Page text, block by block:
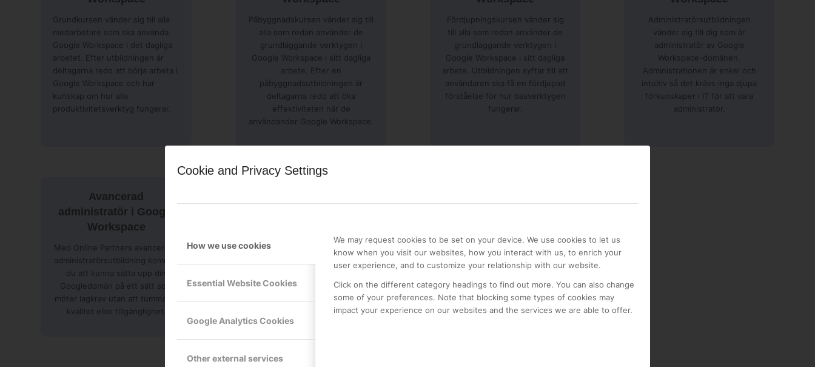
Cookie and Privacy Settings
How we use cookies
Essential Website Cookies
Google Analytics Cookies
Other external services
We may request cookies to be set on your device. We use cookies to let us
know when you visit our websites, how you interact with us, to enrich your
user experience, and to customize your relationship with our website.
Click on the different category headings to find out more. You can also change
some of your preferences. Note that blocking some types of cookies may
impact your experience on our websites and the services we are able to offer.
Grundkursen vänder sig till alla
medarbetare som ska använda
Google Workspace i det dagliga
arbetet. Efter utbildningen är
deltagarna redo att börja arbeta i
Google Workspace och har
kunskap om hur alla
produktivitetsverktyg fungerar.
Påbyggnadskursen vänder sig till
alla som redan använder de
grundläggande verktygen i
Google Workspace i sitt dagliga
arbete. Efter en
påbyggnadsutbildningen är
deltagarna redo att öka
effektiviteten när de
användander Google Workspace.
Fördjupningskursen vänder sig
till alla som redan använder de
grundläggande verktygen i
Google Workspace i sitt dagliga
arbete. Utbildningen syftar till att
användaren ska få en fördjupad
förståelse för hur basverktygen
fungerar.
Administratörsutbildningen
vänder sig till dig som är
administratör av Google
Workspace-domänen.
Administrationen är enkel och
intuitiv så det krävs inga djupa
förkunskaper i IT för att vara
administratör.
Avancerad
administratör i Google
Workspace
Med Online Partners avancerade
administratörsutbildning kommer
du att kunna sätta upp din
Googledomän på ett sätt som
möter lagkrav utan att tumma på
kvalitet eller tillgänglighet.